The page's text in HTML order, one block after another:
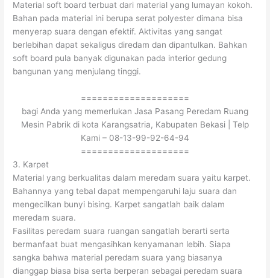
Material soft board terbuat dari material yang lumayan kokoh.
Bahan pada material ini berupa serat polyester dimana bisa
menyerap suara dengan efektif. Aktivitas yang sangat
berlebihan dapat sekaligus diredam dan dipantulkan. Bahkan
soft board pula banyak digunakan pada interior gedung
bangunan yang menjulang tinggi.
====================
bagi Anda yang memerlukan Jasa Pasang Peredam Ruang
Mesin Pabrik di kota Karangsatria, Kabupaten Bekasi | Telp
Kami – 08-13-99-92-64-94
====================
3. Karpet
Material yang berkualitas dalam meredam suara yaitu karpet.
Bahannya yang tebal dapat mempengaruhi laju suara dan
mengecilkan bunyi bising. Karpet sangatlah baik dalam
meredam suara.
Fasilitas peredam suara ruangan sangatlah berarti serta
bermanfaat buat mengasihkan kenyamanan lebih. Siapa
sangka bahwa material peredam suara yang biasanya
dianggap biasa bisa serta berperan sebagai peredam suara